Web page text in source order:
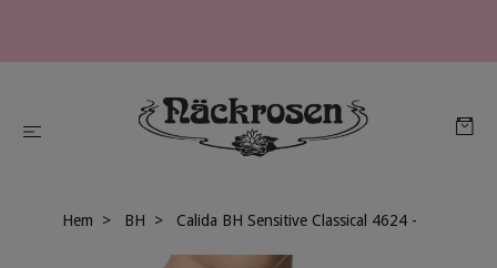
Hem BH Calida BH Sensitive Classical 4624 -